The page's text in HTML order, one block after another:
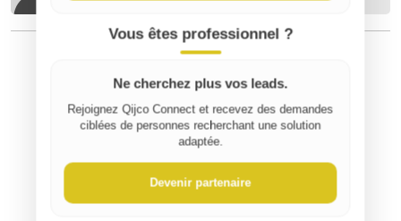
⚠️ Signaler un contenu inapproprié
Vous êtes professionnel ?
Ne cherchez plus vos leads.
Rejoignez Qijco Connect et recevez des demandes
ciblées de personnes recherchant une solution
adaptée.
Devenir partenaire